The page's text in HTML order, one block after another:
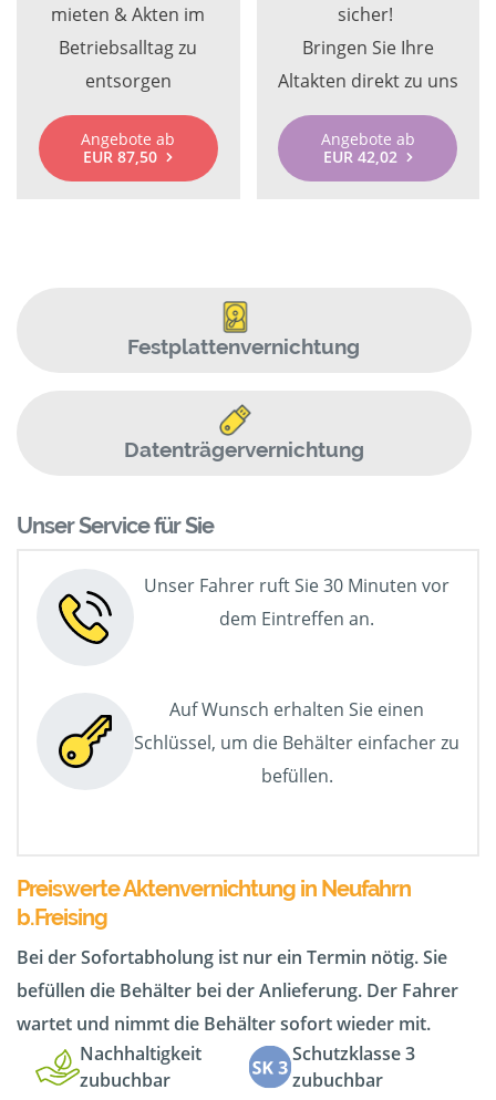
mieten & Akten im
Betriebsalltag zu
entsorgen
Angebote ab
EUR 87,50
sicher!
Bringen Sie Ihre
Altakten direkt zu uns
Angebote ab
EUR 42,02
Festplattenvernichtung
Datenträgervernichtung
Unser Service für Sie
Unser Fahrer ruft Sie 30 Minuten vor
dem Eintreffen an.
Auf Wunsch erhalten Sie einen
Schlüssel, um die Behälter einfacher zu
befüllen.
Preiswerte Aktenvernichtung in Neufahrn
b.Freising
Bei der Sofortabholung ist nur ein Termin nötig. Sie
befüllen die Behälter bei der Anlieferung. Der Fahrer
wartet und nimmt die Behälter sofort wieder mit.
Nachhaltigkeit
zubuchbar
Schutzklasse 3
zubuchbar